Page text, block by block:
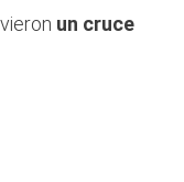
un cruce